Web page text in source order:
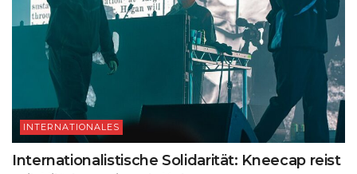
INTERNATIONALES
Internationalistische Solidarität: Kneecap reist